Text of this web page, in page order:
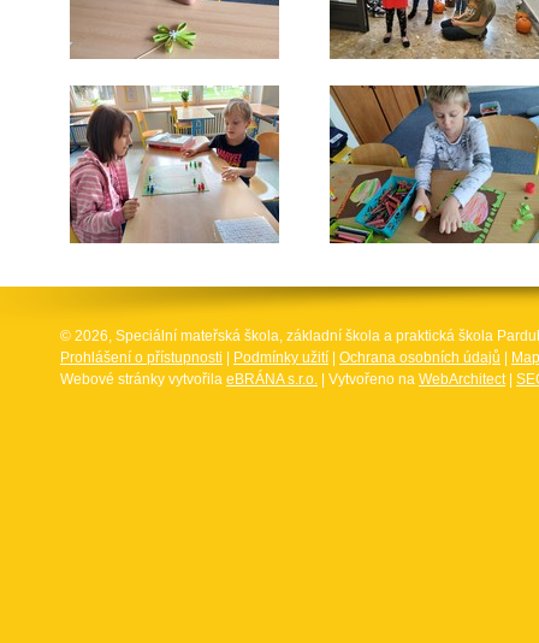
© 2026, Speciální mateřská škola, základní škola a praktická škola
Prohlášení o přístupnosti
Podmínky užití Ochrana osobních údajů
Webové stránky vytvořila eBRÁNA s.r.o. | Vytvořeno na WebArchitect|